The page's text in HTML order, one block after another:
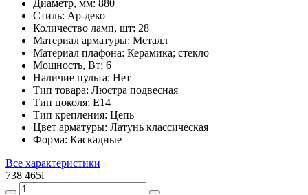
Диаметр, мм: 880
Стиль: Ap-деко
Количество ламп, шт: 28
Материал арматуры: Металл
Материал плафона: Керамика; стекло
Мощность, Вт: 6
Наличие пульта: Нет
Тип товара: Люстра подвесная
Тип цоколя: E14
Тип крепления: Цепь
Цвет арматуры: Латунь классическая
Форма: Каскадные
Все характеристики
738 465i